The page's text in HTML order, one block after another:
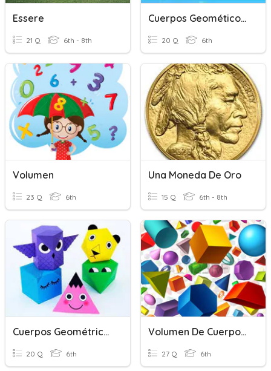
Essere
21 Q 6th - 8th
Cuerpos Geométicos. Volumen
20 Q 6th
Volumen
23 Q 6th
Una Moneda De Oro
15 Q 6th - 8th
Cuerpos Geométricos. Volumen
20 Q 6th
Volumen De Cuerpos Geométricos
27 Q 6th